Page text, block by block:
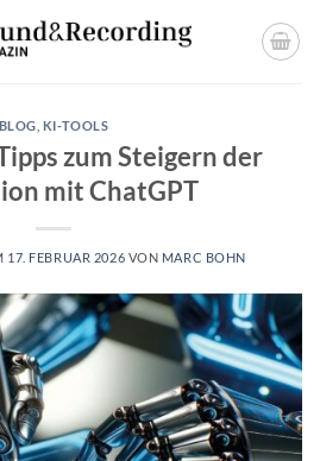
BLOG KI-TOOLS
zum Steigern der
mit ChatGPT
17. FEBRUAR 2026 VON MARC BOHN